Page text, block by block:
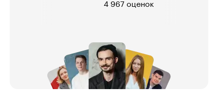
974 оценки